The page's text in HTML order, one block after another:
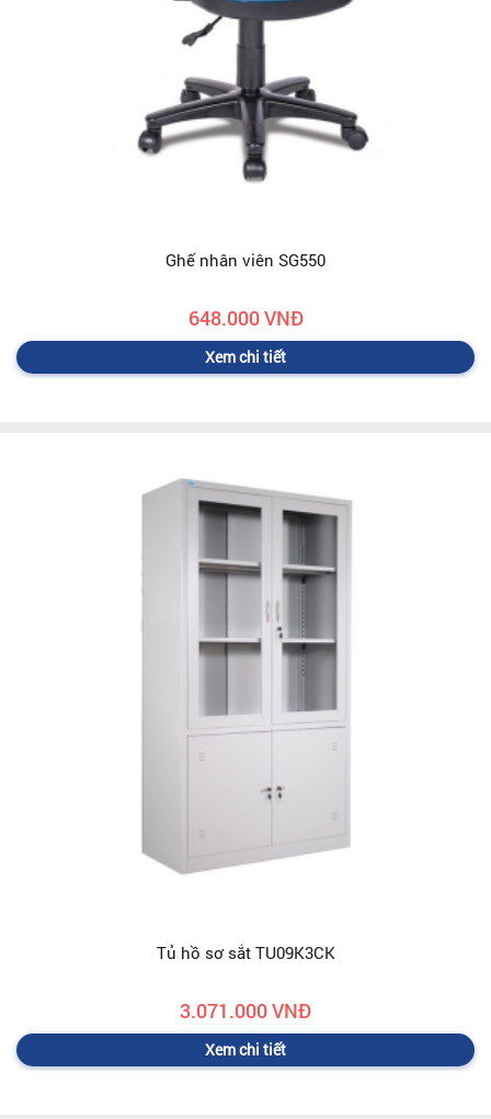
Ghế nhân viên SG550
648.000 VNĐ
Xem chi tiết
Tủ hồ sơ sắt TU09K3CK
3.071.000 VNĐ
Xem chi tiết